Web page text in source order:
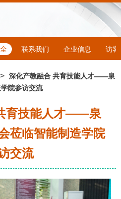
联系我们 企业信息 访客
> 深化产教融合 共育技能人才——泉
院参访交流
育技能人才——泉
莅临智能制造学院
交流